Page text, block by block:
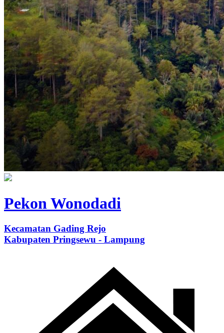
Pekon Wonodadi
Kecamatan Gading Rejo
Kabupaten Pringsewu - Lampung